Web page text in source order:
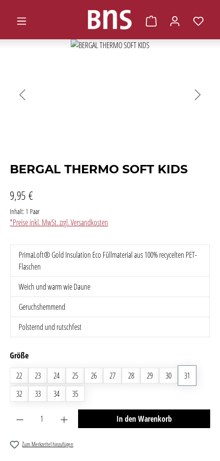
Warenkorb enthält
Bildergalerie überspringen
BERGAL THERMO SOFT KIDS
9,95 €
Inhalt: 1 Paar
*Preise inkl. MwSt. zzgl. Versandkosten
PrimaLoft® Gold Insulation Eco Füllmaterial aus 100% recycelten PET-
Flaschen
Weich und warm wie Daune
Geruchshemmend
Polsternd und rutschfest
Größeauswählen
22
23 24 25 26 27 28 29 30
31
32
33 34 35
Produkt Anzahl: Gib den gewünschten Wert ein oder
In den Warenkorb
Zum Merkzettel hinzufügen